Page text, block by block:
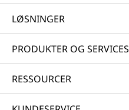
LØSNINGER
PRODUKTER OG SERVICES
RESSOURCER